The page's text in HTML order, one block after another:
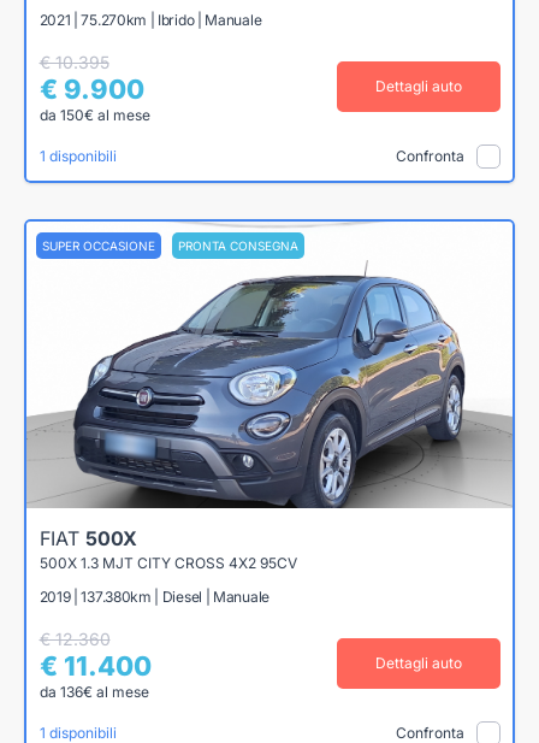
2021 | 75.270km | Ibrido | Manuale
€ 10.395
€ 9.900
da 150€ al mese
Dettagli auto
1 disponibili Confronta
SUPER OCCASIONE PRONTA CONSEGNA
FIAT 500X
500X 1.3 MJT CITY CROSS 4X2 95CV
2019 | 137.380km | Diesel | Manuale
€ 12.360
€ 11.400
da 136€ al mese
Dettagli auto
1 disponibili Confronta